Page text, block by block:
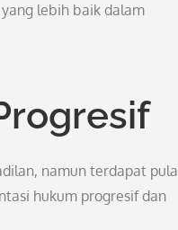
lebih baik dalam
namun terdapat pula
hukum progresif dan